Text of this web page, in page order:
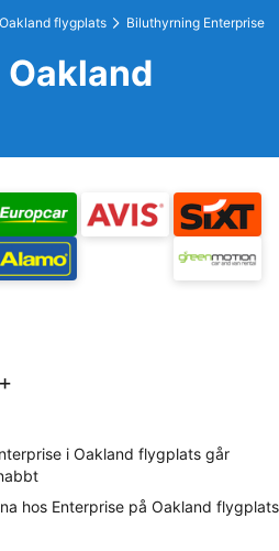
Oakland flygplats Biluthyrning Enterprise
i Oakland flygplats går
hos Enterprise på Oakland flygplats